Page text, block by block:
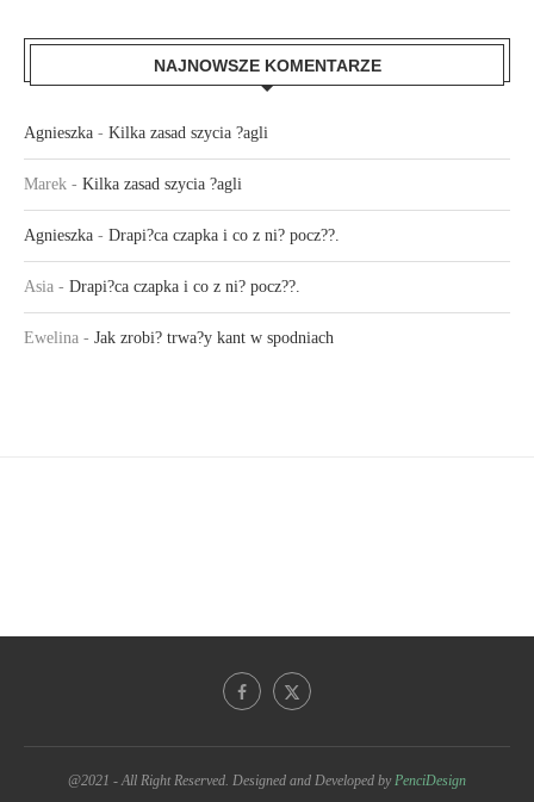
NAJNOWSZE KOMENTARZE
Agnieszka - Kilka zasad szycia ?agli
Marek - Kilka zasad szycia ?agli
Agnieszka - Drapi?ca czapka i co z ni? pocz??.
Asia - Drapi?ca czapka i co z ni? pocz??.
Ewelina - Jak zrobi? trwa?y kant w spodniach
@2021 - All Right Reserved. Designed and Developed byPenciDesign